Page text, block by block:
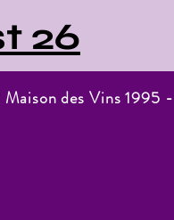
26
Maison des Vins 1995